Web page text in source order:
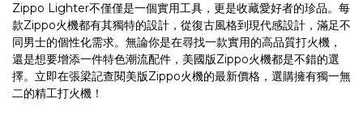
Zippo Lighter不僅僅是一個實用工具，更是收藏愛好者的珍品。每
款Zippo火機都有其獨特的設計，從復古風格到現代感設計，滿足不
同男士的個性化需求。無論你是在尋找一款實用的高品質打火機，
還是想要增添一件特色潮流配件，美國版Zippo火機都是不錯的選
擇。立即在張梁記查閱美版Zippo火機的最新價格，選購擁有獨一無
二的精工打火機！